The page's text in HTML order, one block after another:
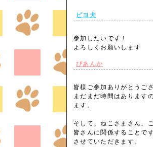
ピヨ犬
参加したいです！
よろしくお願いします
びあんか
皆様ご参加ありがとうご
まだまだ時間はあります
ます。
そして、ねこさまさん、
皆さんに関係することで
させていただきます。